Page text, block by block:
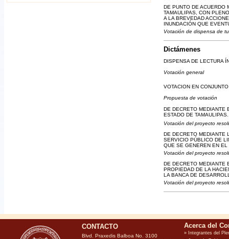
DE PUNTO DE ACUERDO
TAMAULIPAS, CON
A LA BREVEDAD
INUNDACIÓN QUE
Votación de dispensa de
Dictámenes
DISPENSA DE LECTURA
Votación general
VOTACION EN
Propuesta de votación
DE DECRETO MEDIANTE
ESTADO DE TAMAULIPAS.
Votación del proyecto
DE DECRETO MEDIANTE
SERVICIO PÚBLICO DE
QUE SE GENEREN EN EL
Votación del proyecto
DE DECRETO MEDIANTE
PROPIEDAD DE LA
LA BANCA DE
Votación del proyecto
CONTACTO
Blvd. Praxedis Balboa No. 3100